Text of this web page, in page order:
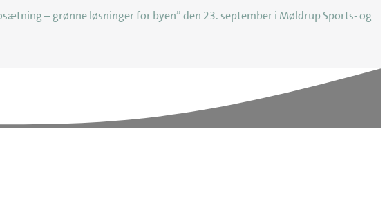
– grønne løsninger for byen” den 23. september i Møldrup Sports- og